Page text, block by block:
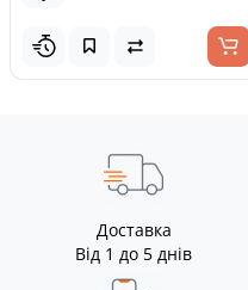
Доставка
Від 1 до 5 днів